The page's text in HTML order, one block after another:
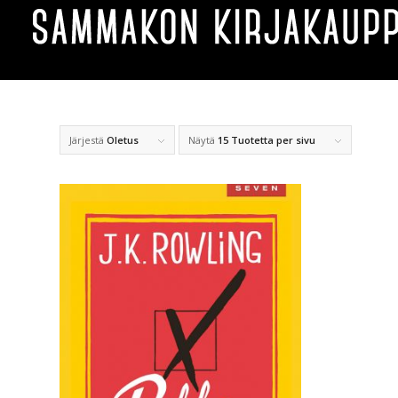
Järjestä Oletus Näytä 15 Tuotetta per sivu